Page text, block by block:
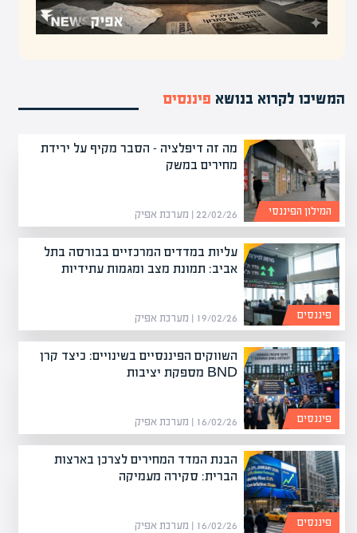
המשיכו לקרוא בנושא פיננסים
מה זה דיפלציה – הסבר מקיף על ירידת
מחירים במשק
22/02/26 | מערכת אפיק המילון הפיננסי
עליות במדדים המרכזיים בבורסה בתל
אביב: תמונת מצב ומגמות עתידיות
19/02/26 | מערכת אפיק פיננסים
השווקים הפיננסיים בשינויים: כיצד קרן
BND מספקת יציבות
16/02/26 | מערכת אפיק פיננסים
הבנת המדד המחירים לצרכן בארצות
הברית: סקירה מעמיקה
16/02/26 | מערכת אפיק פיננסים